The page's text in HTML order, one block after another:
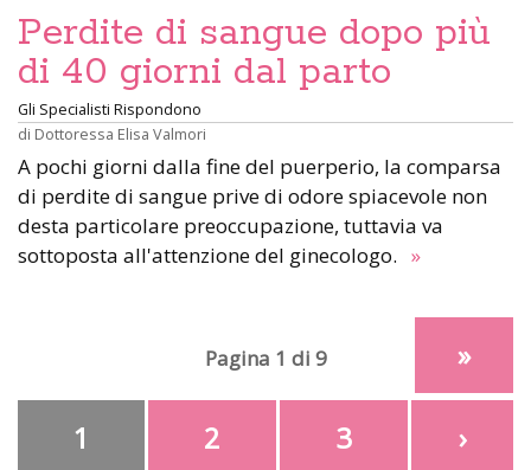
Perdite di sangue dopo più
di 40 giorni dal parto
Gli Specialisti Rispondono
di Dottoressa Elisa Valmori
A pochi giorni dalla fine del puerperio, la comparsa
di perdite di sangue prive di odore spiacevole non
desta particolare preoccupazione, tuttavia va
sottoposta all'attenzione del ginecologo. »
Pagina 1 di 9
1 2 3 ›
»